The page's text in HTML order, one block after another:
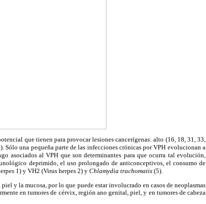
que tienen para provocar lesiones cancerígenas: alto (16, 18, 31, 33,
una pequeña parte de las infecciones crónicas por VPH evolucionan a
asociados al VPH que son determinantes para que ocurra tal evolución,
deprimido, el uso prolongado de anticonceptivos, el consumo de
1) y VH2 (Virus herpes 2) y Chlamydia trachomatis (5).
y la mucosa, por lo que puede estar involucrado en casos de neoplasmas
en tumores de cérvix, región ano genital, piel, y en tumores de cabeza